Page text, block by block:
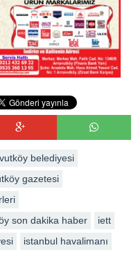
belediyesi
gazetesi
son dakika haber
iett
istanbul havalimanı